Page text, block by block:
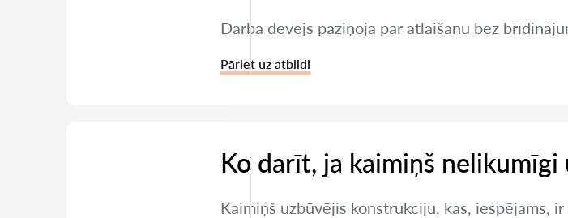
Darba devējs paziņoja par atlaišanu bez
Pāriet uz atbildi
Ko darīt, ja kaimiņš nelikumīgi
Kaimiņš uzbūvējis konstrukciju, kas, iespējams,